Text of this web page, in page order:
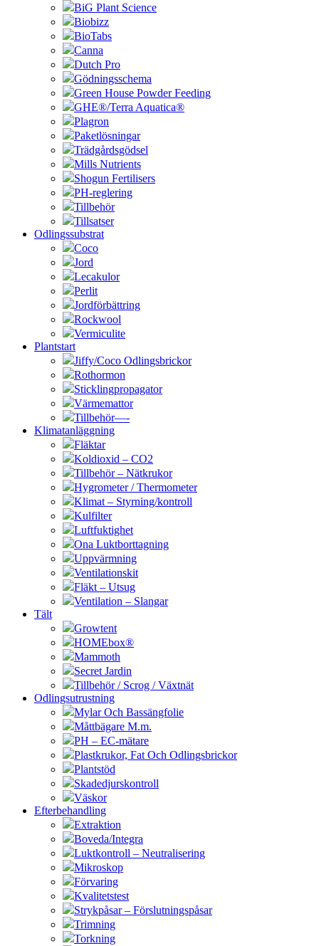
BiG Plant Science
Biobizz
BioTabs
Canna
Dutch Pro
Gödningsschema
Green House Powder Feeding
GHE®/Terra Aquatica®
Plagron
Paketlösningar
Trädgårdsgödsel
Mills Nutrients
Shogun Fertilisers
PH-reglering
Tillbehör
Tillsatser
Odlingssubstrat
Coco
Jord
Lecakulor
Perlit
Jordförbättring
Rockwool
Vermiculite
Plantstart
Jiffy/Coco Odlingsbrickor
Rothormon
Sticklingpropagator
Värmemattor
Tillbehör—-
Klimatanläggning
Fläktar
Koldioxid – CO2
Tillbehör – Nätkrukor
Hygrometer / Thermometer
Klimat – Styrning/kontroll
Kulfilter
Luftfuktighet
Ona Luktborttagning
Uppvärmning
Ventilationskit
Fläkt – Utsug
Ventilation – Slangar
Tält
Growtent
HOMEbox®
Mammoth
Secret Jardin
Tillbehör / Scrog / Växtnät
Odlingsutrustning
Mylar Och Bassängfolie
Måttbägare M.m.
PH – EC-mätare
Plastkrukor, Fat Och Odlingsbrickor
Plantstöd
Skadedjurskontroll
Väskor
Efterbehandling
Extraktion
Boveda/Integra
Luktkontroll – Neutralisering
Mikroskop
Förvaring
Kvalitetstest
Strykpåsar – Förslutningspåsar
Trimning
Torkning